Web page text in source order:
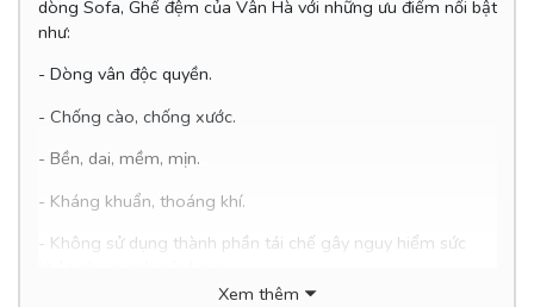
dòng Sofa, Ghế đệm của Vân Hà với những ưu điểm nổi bật
như:
- Dòng vân độc quyền.
- Chống cào, chống xước.
- Bền, dai, mềm, mịn.
- Kháng khuẩn, thoáng khí.
- Không sử dụng thành phần tái chế gây nguy hiểm sức
Xem thêm